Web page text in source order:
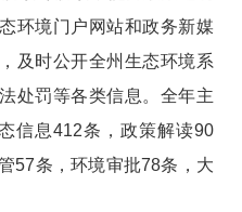
环境门户网站和政务新媒
及时公开全州生态环境系
处罚等各类信息。全年主
信息412条，政策解读90
57条，环境审批78条，大